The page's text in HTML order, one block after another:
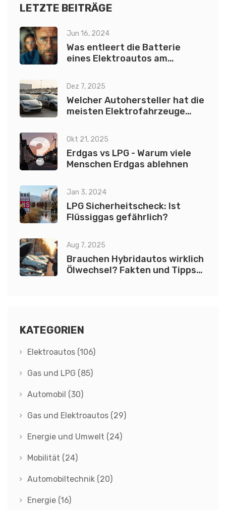
LETZTE BEITRÄGE
Jun 16, 2024
Was entleert die Batterie
eines Elektroautos am
Dez 7, 2025
Welcher Autohersteller hat die
meisten Elektrofahrzeuge
Okt 21, 2025
Erdgas vs LPG - Warum viele
Menschen Erdgas ablehnen
Jan 3, 2024
LPG Sicherheitscheck: Ist
Flüssiggas gefährlich?
Aug 7, 2025
Brauchen Hybridautos wirklich
Ölwechsel? Fakten und Tipps
KATEGORIEN
Elektroautos (106)
Gas und LPG (85)
Automobil (30)
Gas und Elektroautos (29)
Energie und Umwelt (24)
Mobilität (24)
Automobiltechnik (20)
Energie (16)